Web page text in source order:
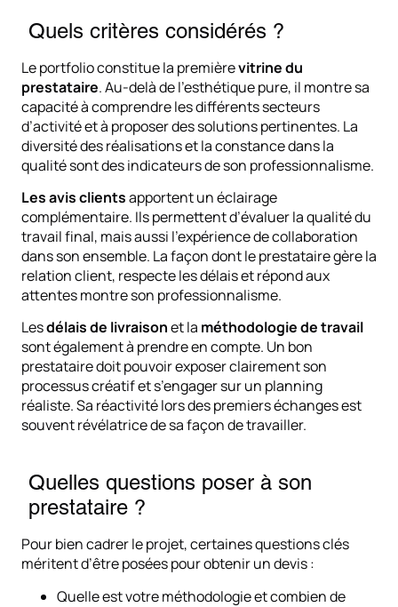
Quels critères considérés ?
Le portfolio constitue la premièrevitrine du
prestataire. Au-delà de l’esthétique pure, il montre sa
capacité à comprendre les différents secteurs
d’activité et à proposer des solutions pertinentes. La
diversité des réalisations et la constance dans la
qualité sont des indicateurs de son professionnalisme.
Les avis clientsapportent un éclairage
complémentaire. Ils permettent d’évaluer la qualité du
travail final, mais aussi l’expérience de collaboration
dans son ensemble. La façon dont le prestataire gère la
relation client, respecte les délais et répond aux
attentes montre son professionnalisme.
Lesdélais de livraisonet la méthodologie de travail
sont également à prendre en compte. Un bon
prestataire doit pouvoir exposer clairement son
processus créatif et s’engager sur un planning
réaliste. Sa réactivité lors des premiers échanges est
souvent révélatrice de sa façon de travailler.
Quelles questions poser à son
prestataire ?
Pour bien cadrer le projet, certaines questions clés
méritent d’être posées pour obtenir un devis :
Quelle est votre méthodologie et combien de